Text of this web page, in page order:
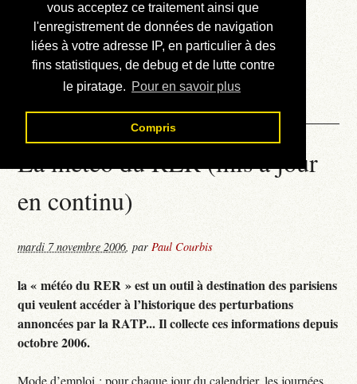
vous acceptez ce traitement ainsi que
l'enregistrement de données de navigation
liées à votre adresse IP, en particulier à des
fins statistiques, de debug et de lutte contre
le piratage. Pour en savoir plus
Compris
Annonces
Liens externes
Téléchargement
Contact
La météo du RER (mis à jour
en continu)
mardi 7 novembre 2006,parPaul Courbis
la « météo du RER » est un outil à destination des parisiens
qui veulent accéder à l’historique des perturbations
annoncées par la RATP... Il collecte ces informations depuis
octobre 2006.
Mode d’emploi : pour chaque jour du calendrier, les journées